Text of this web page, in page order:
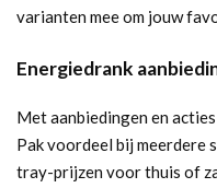
varianten mee om jouw
Energiedrank
Met aanbiedingen en
Pak voordeel bij meerdere
tray-prijzen voor thuis of